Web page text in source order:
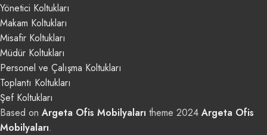
Yönetici Koltukları
Makam Koltukları
Misafir Koltukları
Müdür Koltukları
Personel ve Çalışma Koltukları
Toplantı Koltukları
Şef Koltukları
Based onArgeta Ofis Mobilyaları theme 2024Argeta Ofis
Mobilyaları.